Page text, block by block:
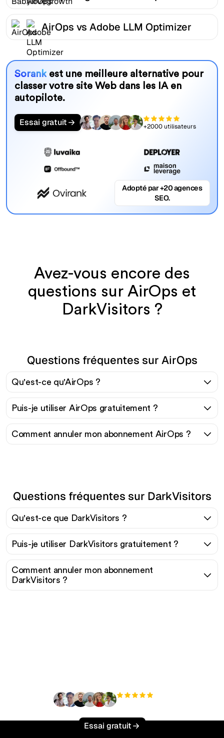
AirOps vs Adobe LLM Optimizer
Sorankest une meilleure alternative pour
classer votre site Web dans les IA en
autopilote.
Essai gratuit +2000 utilisateurs
Adopté par +20 agences
SEO.
Avez-vous encore des
questions sur AirOps et
DarkVisitors ?
Questions fréquentes sur AirOps
Qu'est-ce qu'AirOps ?
Puis-je utiliser AirOps gratuitement ?
Comment annuler mon abonnement AirOps ?
Questions fréquentes sur DarkVisitors
Qu'est-ce que DarkVisitors ?
Puis-je utiliser DarkVisitors gratuitement ?
Comment annuler mon abonnement
DarkVisitors ?
Essai gratuit